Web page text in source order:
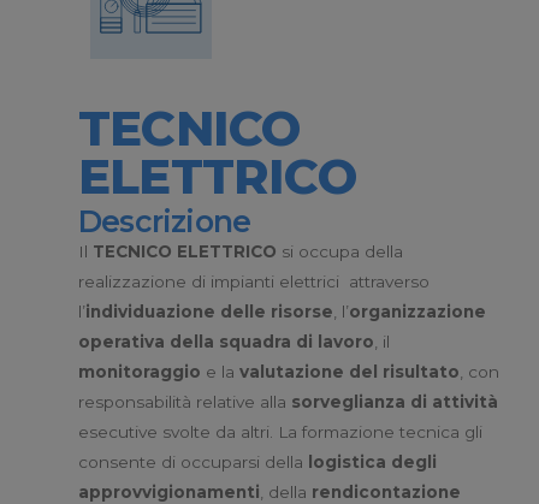
TECNICO
ELETTRICO
Descrizione
Il TECNICO ELETTRICO si occupa della
realizzazione di impianti elettrici attraverso
l’individuazione delle risorse , l’organizzazione
operativa della squadra di lavoro , il
monitoraggio e la valutazione del risultato , con
responsabilità relative alla sorveglianza di attività
esecutive svolte da altri. La formazione tecnica gli
consente di occuparsi della
logistica degli
approvvigionamenti , della rendicontazione